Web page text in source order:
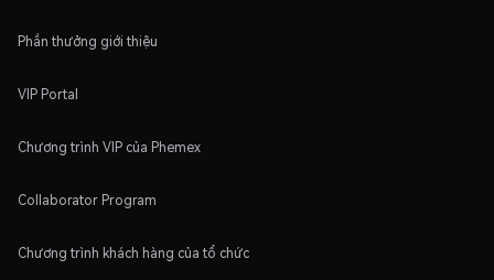
Phần thưởng giới thiệu
VIP Portal
Chương trình VIP của Phemex
Collaborator Program
Chương trình khách hàng của tổ chức